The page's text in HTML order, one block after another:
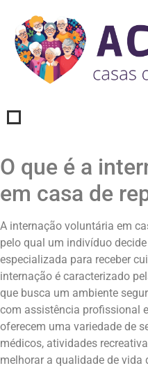
O que é a
em casa de
A internação voluntária em
pelo qual um indivíduo
especializada para receber
internação é caracterizado
que busca um ambiente
com assistência profissional
oferecem uma variedade de
médicos, atividades
melhorar a qualidade de vida